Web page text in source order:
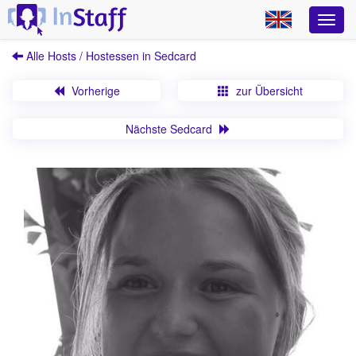
Alle Hosts / Hostessen in Sedcard
Vorherige zur Übersicht
Nächste Sedcard